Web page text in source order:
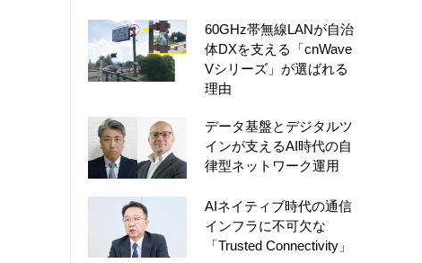
60GHz帯無線LANが自治
体DXを支える「cnWave
Vシリーズ」が選ばれる
理由
データ基盤とデジタルツ
インが支えるAI時代の自
律型ネットワーク運用
AIネイティブ時代の通信
インフラに不可欠な
「Trusted Connectivity」